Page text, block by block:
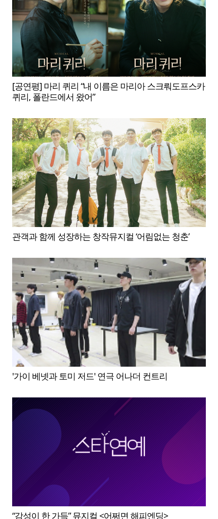
[공연평] 마리 퀴리 “내 이름은 마리아 스크뤄도프스카
퀴리, 폴란드에서 왔어”
관객과 함께 성장하는 창작뮤지컬 ‘어림없는 청춘’
'가이 베넷과 토미 저드' 연극 어나더 컨트리
“감성이 한 가득” 뮤지컬 <어쩌면 해피엔딩>